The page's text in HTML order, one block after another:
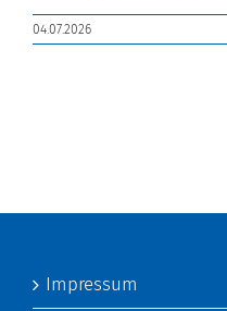
04.07.2026
Impressum